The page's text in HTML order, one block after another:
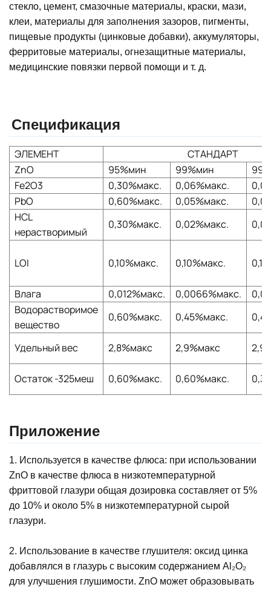
стекло, цемент, смазочные материалы, краски, мази,
клеи, материалы для заполнения зазоров, пигменты,
пищевые продукты (цинковые добавки), аккумуляторы,
ферритовые материалы, огнезащитные материалы,
медицинские повязки первой помощи и т. д.
Спецификация
ЭЛЕМЕНТ
СТАНДАРТ
ZnO
95%мин 99%мин
Fe2O3
0,30%макс. 0,06%макс.
PbO
0,60%макс. 0,05%макс.
HCL
нерастворимый
0,30%макс. 0,02%макс.
LOI 0,10%макс. 0,10%макс.
Влага 0,012%макс. 0,0066%макс.
Водорастворимое
вещество
0,60%макс. 0,45%макс.
Удельный вес 2,8%макс 2,9%макс
Остаток -325меш 0,60%макс. 0,60%макс.
Приложение
1. Используется в качестве флюса: при использовании
ZnO в качестве флюса в низкотемпературной
фриттовой глазури общая дозировка составляет от 5%
до 10% и около 5% в низкотемпературной сырой
глазури.
2. Использование в качестве глушителя: оксид цинка
добавлялся в глазурь с высоким содержанием Al₂O₂
для улучшения глушимости. ZnO может образовывать